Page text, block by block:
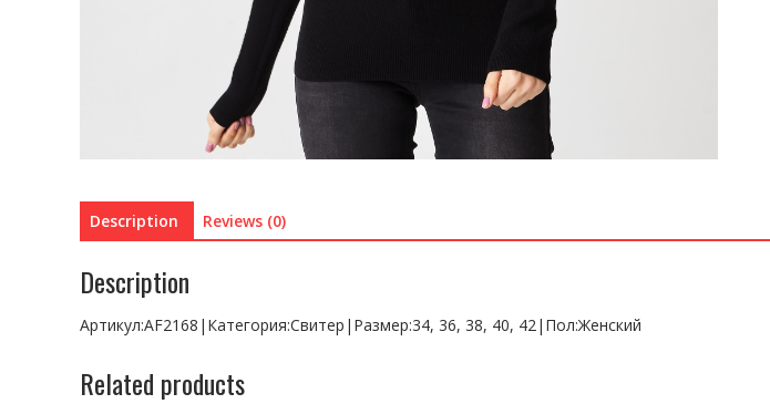
Description Reviews (0)
Description
Артикул:AF2168|Категория:Свитер|Размер:34, 36, 38, 40, 42|Пол:Женский
Related products